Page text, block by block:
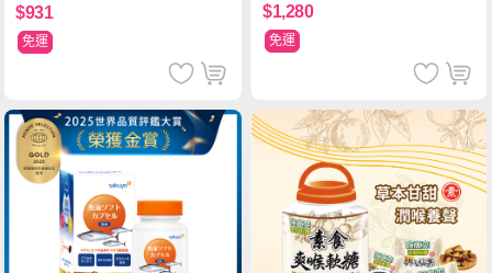
$931
免運
$1,280
免運